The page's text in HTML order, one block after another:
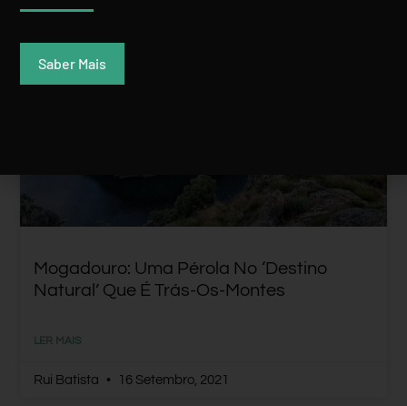
Mogadouro: Uma Pérola No ‘Destino
Natural’ Que É Trás-Os-Montes
LER MAIS
Rui Batista 16 Setembro, 2021
Saber Mais